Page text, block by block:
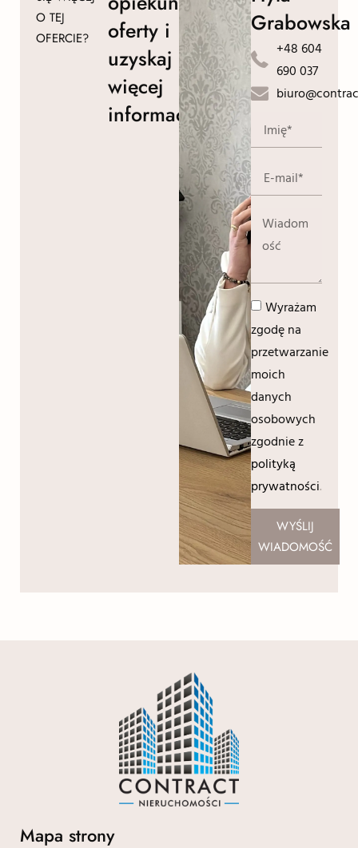
O TEJ
OFERCIE?
oferty i
uzyskaj
więcej
informacji!
Grabowska
+48 604
690 037
Wyrażam
zgodę na
przetwarzanie
moich
danych
osobowych
zgodnie z
polityką
prywatności.
WYŚLIJ
WIADOMOŚĆ
Mapa strony